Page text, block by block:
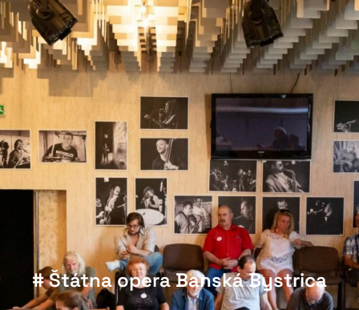
# Štátna opera Banská Bystrica